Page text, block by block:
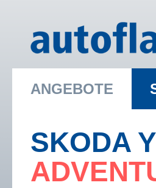
ANGEBOTE
SKODA